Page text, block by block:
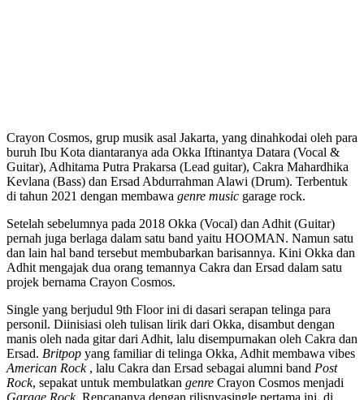
Crayon Cosmos, grup musik asal Jakarta, yang dinahkodai oleh para
buruh Ibu Kota diantaranya ada Okka Iftinantya Datara (Vocal &
Guitar), Adhitama Putra Prakarsa (Lead guitar), Cakra Mahardhika
Kevlana (Bass) dan Ersad Abdurrahman Alawi (Drum). Terbentuk
di tahun 2021 dengan membawa genre music garage rock.
Setelah sebelumnya pada 2018 Okka (Vocal) dan Adhit (Guitar)
pernah juga berlaga dalam satu band yaitu HOOMAN. Namun satu
dan lain hal band tersebut membubarkan barisannya. Kini Okka dan
Adhit mengajak dua orang temannya Cakra dan Ersad dalam satu
projek bernama Crayon Cosmos.
Single yang berjudul 9th Floor ini di dasari serapan telinga para
personil. Diinisiasi oleh tulisan lirik dari Okka, disambut dengan
manis oleh nada gitar dari Adhit, lalu disempurnakan oleh Cakra dan
Ersad. Britpop yang familiar di telinga Okka, Adhit membawa vibes
American Rock, lalu Cakra dan Ersad sebagai alumni band Post
Rock, sepakat untuk membulatkan genre Crayon Cosmos menjadi
Garage Rock. Rencananya dengan rilisnyasingle pertama ini, di